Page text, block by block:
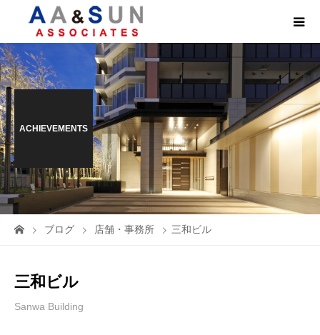
ACHIEVEMENTS
ブログ 店舗・事務所 三和ビル
三和ビル
Sanwa Building